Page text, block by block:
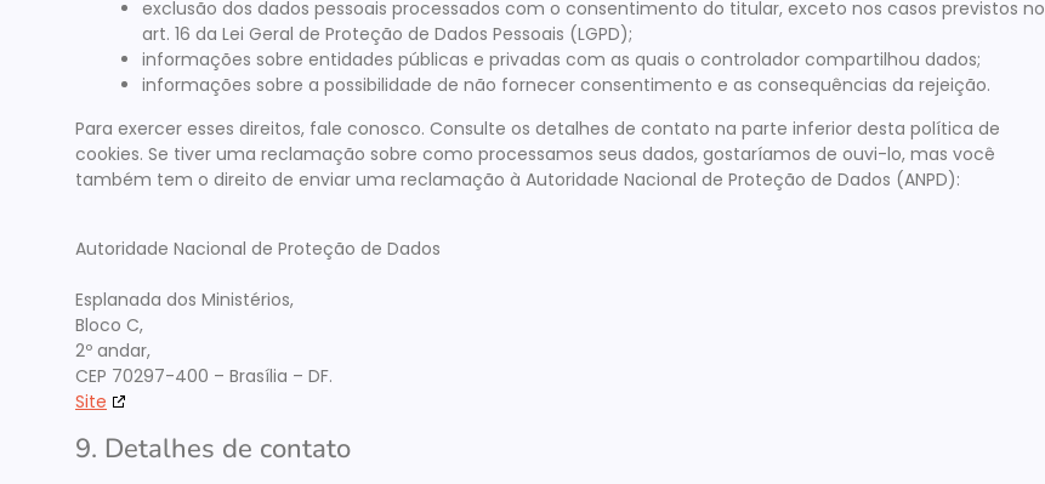
exclusão dos dados pessoais processados com o consentimento do titular, exceto nos casos previstos no
art. 16 da Lei Geral de Proteção de Dados Pessoais (LGPD);
informações sobre entidades públicas e privadas com as quais o controlador compartilhou dados;
informações sobre a possibilidade de não fornecer consentimento e as consequências da rejeição.
Para exercer esses direitos, fale conosco. Consulte os detalhes de contato na parte inferior desta política de
cookies. Se tiver uma reclamação sobre como processamos seus dados, gostaríamos de ouvi-lo, mas você
também tem o direito de enviar uma reclamação à Autoridade Nacional de Proteção de Dados (ANPD):
Autoridade Nacional de Proteção de Dados
Esplanada dos Ministérios,
Bloco C,
2º andar,
CEP 70297-400 – Brasília – DF.
Site
9. Detalhes de contato